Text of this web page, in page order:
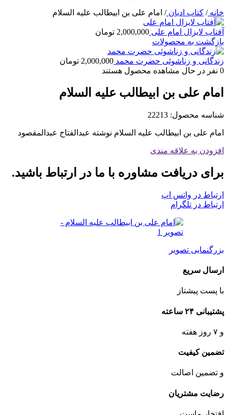
خانه/ کتاب ادیان/ امام علی بن ابیطالب علیه السلام
آفتاب لایزال امام علی 2,000,000 تومان
بازگشت به محصولات
زندگانی و زناشوئی حضرت محمد 2,000,000 تومان
0 نفر در حال مشاهده محصول هستند
امام علی بن ابیطالب علیه السلام
شناسه محصول: 22213
امام علی بن ابیطالب علیه السلام نوشته عبدالفتاح عبدالمقصود
افزودن به علاقه مندی
برای دریافت مشاوره با ما در ارتباط باشید.
ارتباط در واتس اپ
ارتباط در تلگرام
بزرگنمایی تصویر
ارسال سریع
با پست پیشتاز
پشتیبانی ۲۴ ساعته
و ۷ روز هفته
تضمین کیفیت
و تضمین اصالت
رضایت مشتریان